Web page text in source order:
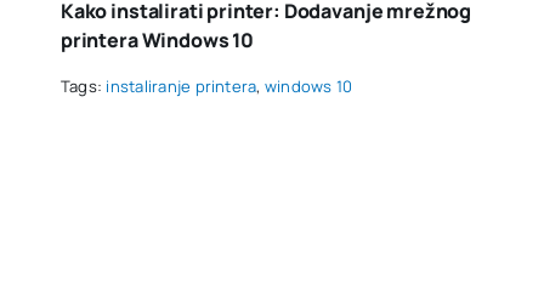
Kako instalirati printer: Dodavanje mrežnog
printera Windows 10
Tags: instaliranje printera, windows 10